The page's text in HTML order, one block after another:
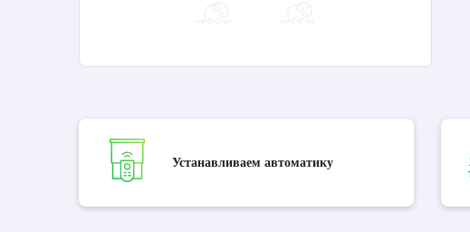
Устанавливаем автоматику